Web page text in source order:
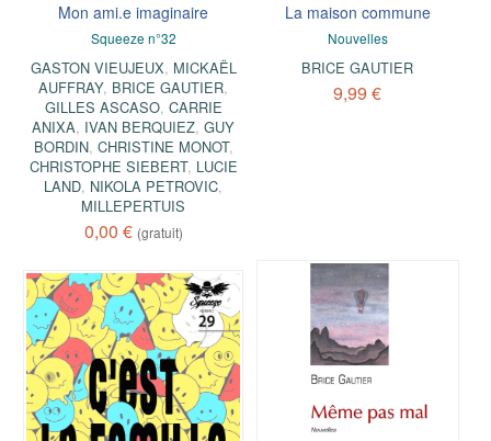
Mon ami.e imaginaire
Squeeze n°32
GASTON VIEUJEUX, MICKAËL
AUFFRAY, BRICE GAUTIER,
GILLES ASCASO, CARRIE
ANIXA, IVAN BERQUIEZ,GUY
BORDIN, CHRISTINE MONOT,
CHRISTOPHE SIEBERT, LUCIE
LAND, NIKOLA PETROVIC,
MILLEPERTUIS
0,00 € (gratuit)
La maison commune
Nouvelles
BRICE GAUTIER
9,99 €